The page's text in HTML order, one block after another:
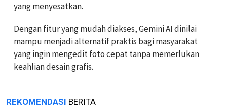
yang menyesatkan.
Dengan fitur yang mudah diakses, Gemini AI dinilai
mampu menjadi alternatif praktis bagi masyarakat
yang ingin mengedit foto cepat tanpa memerlukan
keahlian desain grafis.
REKOMENDASI BERITA